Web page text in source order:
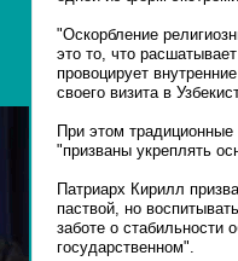
"Оскорбление
это то, что
провоцирует
своего визита в
При этом
"призваны укреплять
Патриарх Кирилл
паствой, но
заботе о стабильности
государственном".